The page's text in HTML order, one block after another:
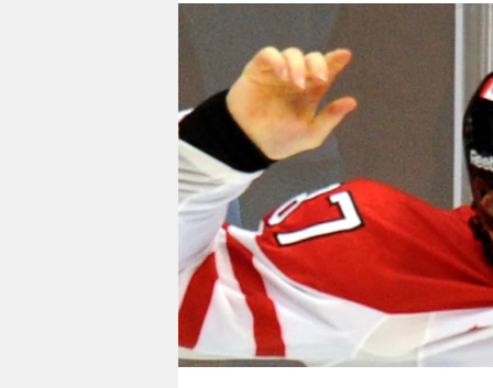
verlag
verlag
veranstaltungen
shop
fragen & hilfe
unterstützen
abo
genossenschaft